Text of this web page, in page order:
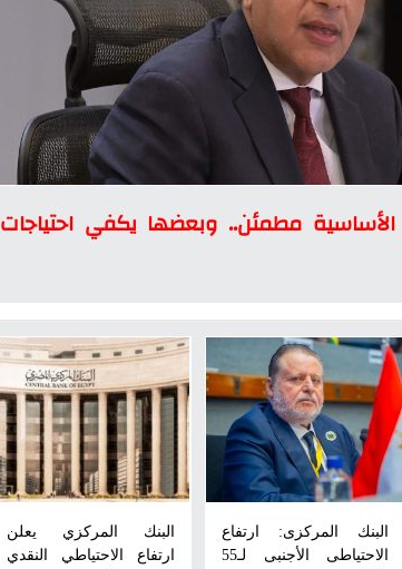
مطمئن.. وبعضها يكفي احتياجات
البنك المركزى: ارتفاع
الاحتياطى الأجنبى لـ55
البنك المركزي يعلن
ارتفاع الاحتياطي النقدي